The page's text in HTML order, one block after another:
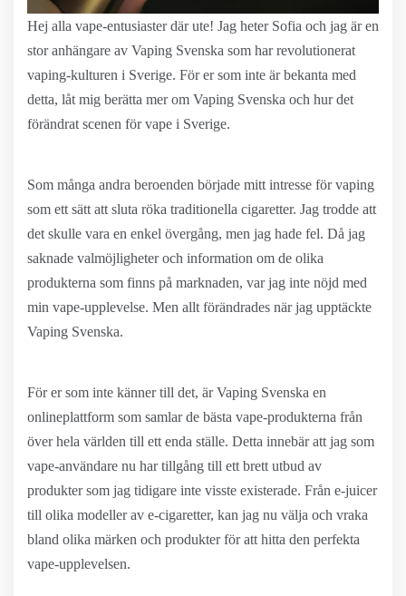
Hej alla vape-entusiaster där ute! Jag heter Sofia och jag är en
stor anhängare av Vaping Svenska som har revolutionerat
vaping-kulturen i Sverige. För er som inte är bekanta med
detta, låt mig berätta mer om Vaping Svenska och hur det
förändrat scenen för vape i Sverige.
Som många andra beroenden började mitt intresse för vaping
som ett sätt att sluta röka traditionella cigaretter. Jag trodde att
det skulle vara en enkel övergång, men jag hade fel. Då jag
saknade valmöjligheter och information om de olika
produkterna som finns på marknaden, var jag inte nöjd med
min vape-upplevelse. Men allt förändrades när jag upptäckte
Vaping Svenska.
För er som inte känner till det, är Vaping Svenska en
onlineplattform som samlar de bästa vape-produkterna från
över hela världen till ett enda ställe. Detta innebär att jag som
vape-användare nu har tillgång till ett brett utbud av
produkter som jag tidigare inte visste existerade. Från e-juicer
till olika modeller av e-cigaretter, kan jag nu välja och vraka
bland olika märken och produkter för att hitta den perfekta
vape-upplevelsen.